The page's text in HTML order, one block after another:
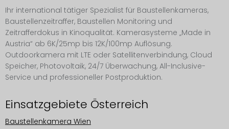
Ihr international tätiger Spezialist für Baustellenkameras,
Baustellenzeitraffer, Baustellen Monitoring und
Zeitrafferdokus in Kinoqualität. Kamerasysteme „Made in
Austria“ ab 6K/25mp bis 12K/100mp Auflösung.
Outdoorkamera mit LTE oder Satellitenverbindung, Cloud
Speicher, Photovoltaik, 24/7 Überwachung, All-Inclusive-
Service und professioneller Postproduktion.
Einsatzgebiete Österreich
Baustellenkamera Wien